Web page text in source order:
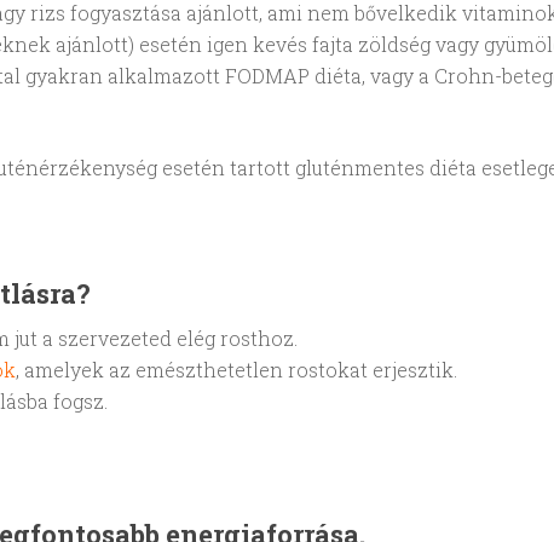
rizs fogyasztása ajánlott, ami nem bővelkedik
ajánlott) esetén igen kevés fajta zöldség vagy
gyakran alkalmazott FODMAP diéta, vagy a Crohn-
esetén tartott gluténmentes diéta
a szervezeted elég rosthoz.
, amelyek az emészthetetlen rostokat erjesztik.
fogsz.
energiaforrása.